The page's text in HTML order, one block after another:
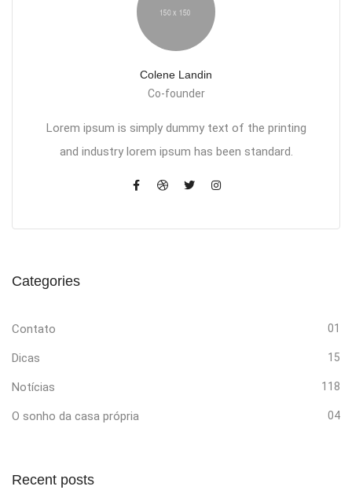
Colene Landin
Co-founder
Lorem ipsum is simply dummy text of the printing
and industry lorem ipsum has been standard.
Categories
Contato 01
Dicas 15
Notícias 118
O sonho da casa própria 04
Recent posts